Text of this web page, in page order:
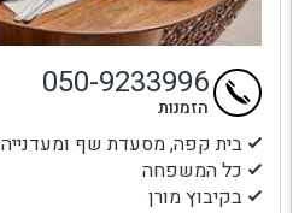
בית קפה, מסעדת שף ומעדנייה
כל המשפחה
בקיבוץ מורן
050-9233996
הזמנות